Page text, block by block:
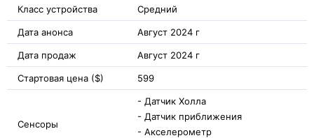
Класс устройства Средний
Дата анонса Август 2024 г
Дата продаж Август 2024 г
Стартовая цена ($) 599
Сенсоры
- Датчик Холла
- Датчик приближения
- Акселерометр